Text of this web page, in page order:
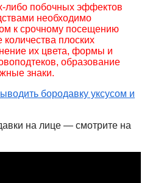
либо побочных эффектов
необходимо
к срочному посещению
плоских
их цвета, формы и
образование
знаки.
бородавку уксусом и
на лице — смотрите на